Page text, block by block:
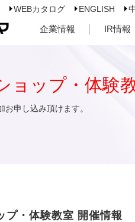
WEBカタログ ENGLISH
企業情報 IR情報
ョップ・体験
お申し込み頂けます。
プ・体験教室 開催情報